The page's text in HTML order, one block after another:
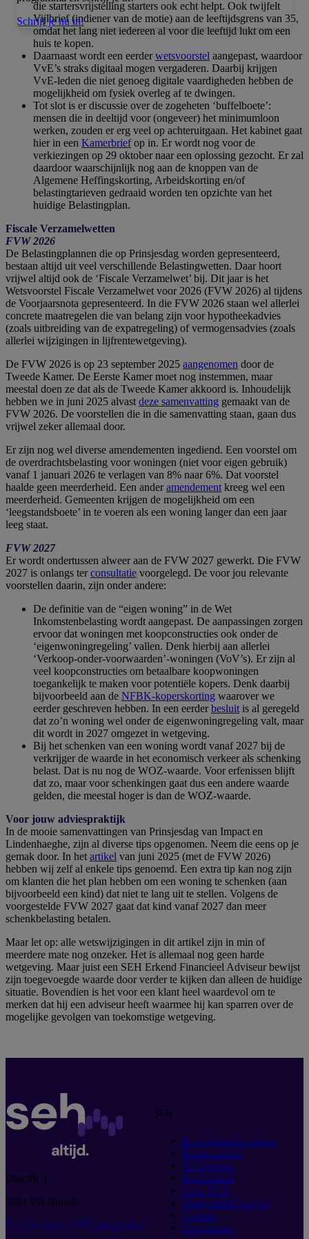
die startersvrijstelling starters ook echt helpt. Ook twijfelt
Vijlbrief (indiener van de motie) aan de leeftijdsgrens van 35,
omdat het lang niet iedereen al voor die leeftijd lukt om een
huis te kopen.
Daarnaast wordt een eerder wetsvoorstel aangepast, waardoor
VvE’s straks digitaal mogen vergaderen. Daarbij krijgen
VvE-leden die niet genoeg digitale vaardigheden hebben de
mogelijkheid om fysiek overleg af te dwingen.
Tot slot is er discussie over de zogeheten ‘buffelboete’:
mensen die in deeltijd voor (ongeveer) het minimumloon
werken, zouden er erg veel op achteruitgaan. Het kabinet gaat
hier in een Kamerbriefop in. Er wordt nog voor de
verkiezingen op 29 oktober naar een oplossing gezocht. Er zal
daardoor waarschijnlijk nog aan de knoppen van de
Algemene Heffingskorting, Arbeidskorting en/of
belastingtarieven gedraaid worden ten opzichte van het
huidige Belastingplan.
Fiscale Verzamelwetten
FVW 2026
De Belastingplannen die op Prinsjesdag worden gepresenteerd,
bestaan altijd uit veel verschillende Belastingwetten. Daar hoort
vrijwel altijd ook de ‘Fiscale Verzamelwet’ bij. Dit jaar is het
Wetsvoorstel Fiscale Verzamelwet voor 2026 (FVW 2026) al tijdens
de Voorjaarsnota gepresenteerd. In die FVW 2026 staan wel allerlei
concrete maatregelen die van belang zijn voor hypotheekadvies
(zoals uitbreiding van de expatregeling) of vermogensadvies (zoals
allerlei wijzigingen in lijfrentewetgeving).
De FVW 2026 is op 23 september 2025 aangenomen door de
Tweede Kamer. De Eerste Kamer moet nog instemmen, maar
meestal doen ze dat als de Tweede Kamer akkoord is. Inhoudelijk
hebben we in juni 2025 alvast deze samenvatting gemaakt van de
FVW 2026. De voorstellen die in die samenvatting staan, gaan dus
vrijwel zeker allemaal door.
Er zijn nog wel diverse amendementen ingediend. Een voorstel om
de overdrachtsbelasting voor woningen (niet voor eigen gebruik)
vanaf 1 januari 2026 te verlagen van 8% naar 6%. Dat voorstel
haalde geen meerderheid. Een ander amendement kreeg wel een
meerderheid. Gemeenten krijgen de mogelijkheid om een
‘leegstandsboete’ in te voeren als een woning langer dan een jaar
leeg staat.
FVW 2027
Er wordt ondertussen alweer aan de FVW 2027 gewerkt. Die FVW
2027 is onlangs ter consultatie voorgelegd. De voor jou relevante
voorstellen daarin, zijn onder andere:
De definitie van de “eigen woning” in de Wet
Inkomstenbelasting wordt aangepast. De aanpassingen zorgen
ervoor dat woningen met koopconstructies ook onder de
‘eigenwoningregeling’ vallen. Denk hierbij aan allerlei
‘Verkoop-onder-voorwaarden’-woningen (VoV’s). Er zijn al
veel koopconstructies om betaalbare koopwoningen
toegankelijk te maken voor potentiële kopers. Denk daarbij
bijvoorbeeld aan de NFBK-koperskorting waarover we
eerder geschreven hebben. In een eerder besluit is al geregeld
dat zo’n woning wel onder de eigenwoningregeling valt, maar
dit wordt in 2027 omgezet in wetgeving.
Bij het schenken van een woning wordt vanaf 2027 bij de
verkrijger de waarde in het economisch verkeer als schenking
belast. Dat is nu nog de WOZ-waarde. Voor erfenissen blijft
dat zo, maar voor schenkingen gaat dus een andere waarde
gelden, die meestal hoger is dan de WOZ-waarde.
Voor jouw adviespraktijk
In de mooie samenvattingen van Prinsjesdag van Impact en
Lindenhaeghe, zijn al diverse tips opgenomen. Neem die eens op je
gemak door. In het artikel van juni 2025 (met de FVW 2026)
hebben wij zelf al enkele tips genoemd. Een extra tip kan nog zijn
om klanten die het plan hebben om een woning te schenken (aan
bijvoorbeeld een kind) dat niet te lang uit te stellen. Volgens de
voorgestelde FVW 2027 gaat dat kind vanaf 2027 dan meer
schenkbelasting betalen.
Maar let op: alle wetswijzigingen in dit artikel zijn in min of
meerdere mate nog onzeker. Het is allemaal nog geen harde
wetgeving. Maar juist een SEH Erkend Financieel Adviseur bewijst
zijn toegevoegde waarde door verder te kijken dan alleen de huidige
situatie. Bovendien is het voor een klant heel waardevol om te
merken dat hij een adviseur heeft waarmee hij kan sparren over de
mogelijke gevolgen van toekomstige wetgeving.
Bascule 1
3981 PH Bunnik
020 4289573
info@seh.nl
SEH
Ik wil erkend worden
Ik ben erkend
SEH events
Kennisbank
Over SEH
Veelgestelde vragen
Contact
Downloads
Schrijf je nu in!